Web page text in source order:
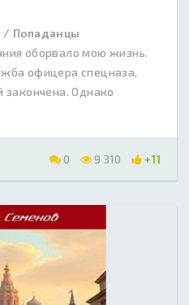
/ Попаданцы
оборвало мою жизнь.
офицера спецназа,
закончена. Однако
0 9 310 +11